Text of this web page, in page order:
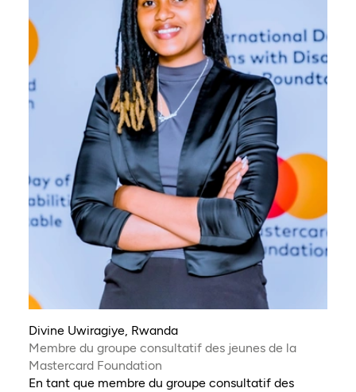
Divine Uwiragiye, Rwanda
Membre du groupe consultatif des jeunes de la
Mastercard Foundation
En tant que membre du groupe consultatif des